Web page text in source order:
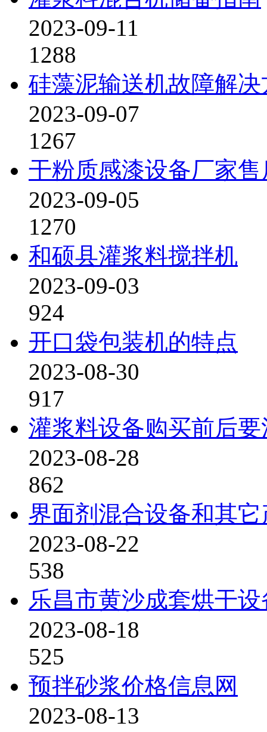
2023-09-11
1288
硅藻泥输送机故障解决
2023-09-07
1267
干粉质感漆设备厂家
2023-09-05
1270
和硕县灌浆料搅拌机
2023-09-03
924
开口袋包装机的特点
2023-08-30
917
灌浆料设备购买前后
2023-08-28
862
界面剂混合设备和其
2023-08-22
538
乐昌市黄沙成套烘干设
2023-08-18
525
预拌砂浆价格信息网
2023-08-13